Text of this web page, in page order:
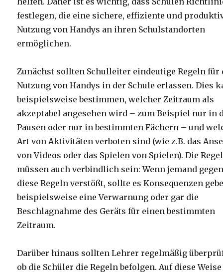
festlegen, die eine sichere, effiziente und
Nutzung von Handys an ihren Schulstandorten
ermöglichen.
Zunächst sollten Schulleiter eindeutige Regeln für
Nutzung von Handys in der Schule erlassen. Dies
beispielsweise bestimmen, welcher Zeitraum als
akzeptabel angesehen wird – zum Beispiel nur in
Pausen oder nur in bestimmten Fächern – und
Art von Aktivitäten verboten sind (wie z.B. das
von Videos oder das Spielen von Spielen). Die
müssen auch verbindlich sein: Wenn jemand
diese Regeln verstößt, sollte es Konsequenzen
beispielsweise eine Verwarnung oder gar die
Beschlagnahme des Geräts für einen bestimmten
Zeitraum.
Darüber hinaus sollten Lehrer regelmäßig
ob die Schüler die Regeln befolgen. Auf diese Weise